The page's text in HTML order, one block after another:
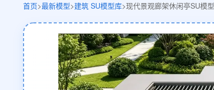
首页>最新模型>建筑 SU模型库>现代景观廊架休闲亭SU模型